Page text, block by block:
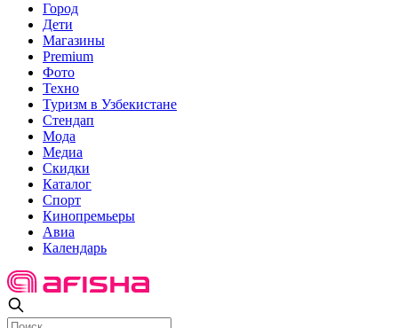
Город
Дети
Магазины
Premium
Фото
Техно
Туризм в Узбекистане
Стендап
Мода
Медиа
Скидки
Каталог
Спорт
Кинопремьеры
Авиа
Календарь